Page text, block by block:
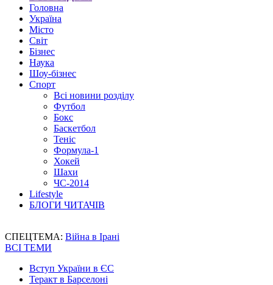
Головна
Україна
Місто
Світ
Бізнес
Наука
Шоу-бізнес
Спорт
Всі новини розділу
Футбол
Бокс
Баскетбол
Теніс
Формула-1
Хокей
Шахи
ЧС-2014
Lifestyle
БЛОГИ ЧИТАЧІВ
СПЕЦТЕМА: Війна в Ірані
ВСІ ТЕМИ
Вступ України в ЄС
Теракт в Барселоні